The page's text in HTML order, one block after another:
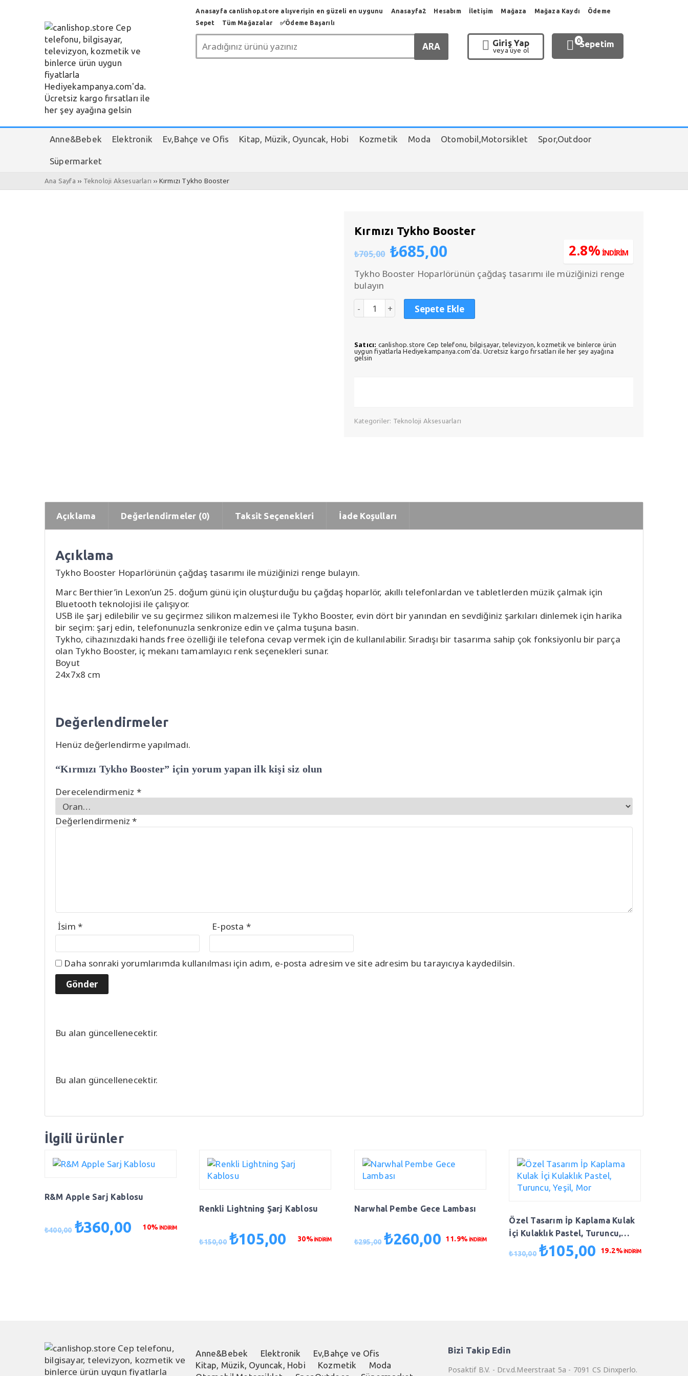
Anasayfa canlishop.store alışverişin en güzeli en uygunu Anasayfa2 Hesabım İletişim Mağaza Mağaza Kaydı
Ödeme
Sepet
Tüm Mağazalar ✅️Ödeme Başarılı
Giriş Yap
veya üye ol
0Sepetim
Anne&Bebek Elektronik Ev,Bahçe ve Ofis Kitap, Müzik, Oyuncak, Hobi Kozmetik Moda Otomobil,Motorsiklet Spor,Outdoor
Süpermarket
Ana Sayfa ›› Teknoloji Aksesuarları ›› Kırmızı Tykho Booster
Kırmızı Tykho Booster
₺705,00 Orijinal
fiyat:
₺705,00.
₺685,00
fiyat:
₺685,00.
2.8% İNDİRİM
Tykho Booster Hoparlörünün çağdaş tasarımı ile müziğinizi renge
bulayın
Sepete Ekle
Satıcı: canlishop.store Cep telefonu, bilgisayar, televizyon, kozmetik ve binlerce ürün
uygun fiyatlarla Hediyekampanya.com'da. Ücretsiz kargo fırsatları ile her şey ayağına
gelsin
Kategoriler: Teknoloji Aksesuarları
Açıklama Değerlendirmeler (0) Taksit Seçenekleri İade Koşulları
Açıklama
Tykho Booster Hoparlörünün çağdaş tasarımı ile müziğinizi renge bulayın.
Marc Berthier’in Lexon’un 25. doğum günü için oluşturduğu bu çağdaş hoparlör, akıllı telefonlardan ve tabletlerden müzik çalmak için
Bluetooth teknolojisi ile çalışıyor.
USB ile şarj edilebilir ve su geçirmez silikon malzemesi ile Tykho Booster, evin dört bir yanından en sevdiğiniz şarkıları dinlemek için harika
bir seçim: şarj edin, telefonunuzla senkronize edin ve çalma tuşuna basın.
Tykho, cihazınızdaki hands free özelliği ile telefona cevap vermek için de kullanılabilir. Sıradışı bir tasarıma sahip çok fonksiyonlu bir parça
olan Tykho Booster, iç mekanı tamamlayıcı renk seçenekleri sunar.
Boyut
24x7x8 cm
Değerlendirmeler
Henüz değerlendirme yapılmadı.
“Kırmızı Tykho Booster” için yorum yapan ilk kişi siz olun
Derecelendirmeniz *
Değerlendirmeniz*
İsim * E-posta *
Daha sonraki yorumlarımda kullanılması için adım, e-posta adresim ve site adresim bu tarayıcıya kaydedilsin.
Bu alan güncellenecektir.
Bu alan güncellenecektir.
İlgili ürünler
R&M Apple Sarj Kablosu
₺400,00 Orijinal
₺360,00 Şu10% İNDİRİM
Renkli Lightning Şarj Kablosu
₺150,00 Orijinal
₺105,00 30%İNDİRİM
Narwhal Pembe Gece Lambası
₺295,00 Orijinal
₺260,00Şu11.9% İNDİRİM
Özel Tasarım İp Kaplama Kulak
İçi Kulaklık Pastel, Turuncu,
Yeşil, Mor
₺130,00 Orijinal
₺105,00 Şu
19.2%İNDİRİM
Anne&Bebek Elektronik
Ev,Bahçe ve Ofis
Kitap, Müzik, Oyuncak, Hobi
Kozmetik
Moda
Bizi Takip Edin
Posaktif B.V. - Dr.v.d.Meerstraat 5a - 7091 CS Dinxperlo.